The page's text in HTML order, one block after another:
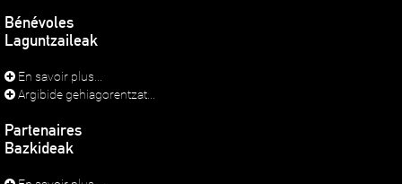
Bénévoles
Laguntzaileak
En savoir plus...
Argibide gehiagorentzat...
Partenaires
Bazkideak